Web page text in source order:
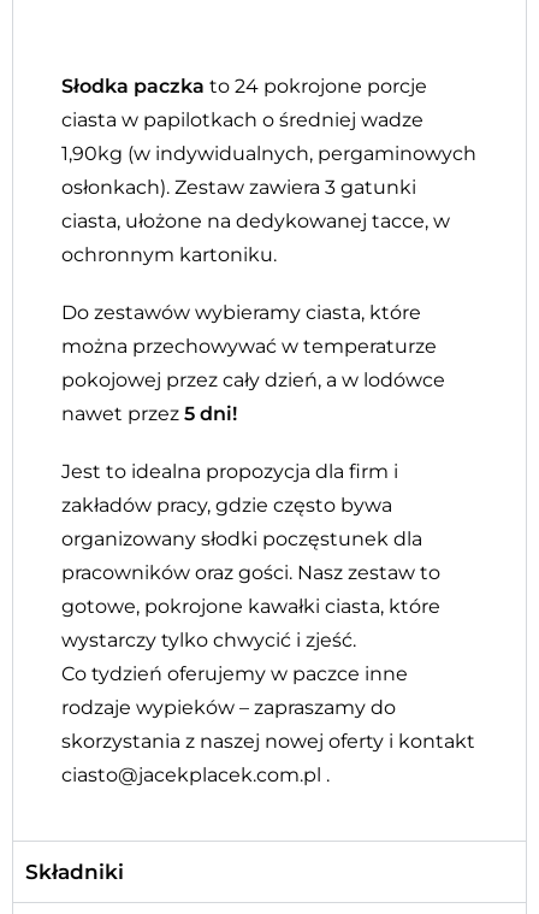
Słodka paczka to 24 pokrojone porcje
ciasta w papilotkach o średniej wadze
1,90kg (w indywidualnych, pergaminowych
osłonkach). Zestaw zawiera 3 gatunki
ciasta, ułożone na dedykowanej tacce, w
ochronnym kartoniku.
Do zestawów wybieramy ciasta, które
można przechowywać w temperaturze
pokojowej przez cały dzień, a w lodówce
nawet przez 5 dni!
Jest to idealna propozycja dla firm i
zakładów pracy, gdzie często bywa
organizowany słodki poczęstunek dla
pracowników oraz gości. Nasz zestaw to
gotowe, pokrojone kawałki ciasta, które
wystarczy tylko chwycić i zjeść.
Co tydzień oferujemy w paczce inne
rodzaje wypieków – zapraszamy do
skorzystania z naszej nowej oferty i kontakt
ciasto@jacekplacek.com.pl .
Składniki